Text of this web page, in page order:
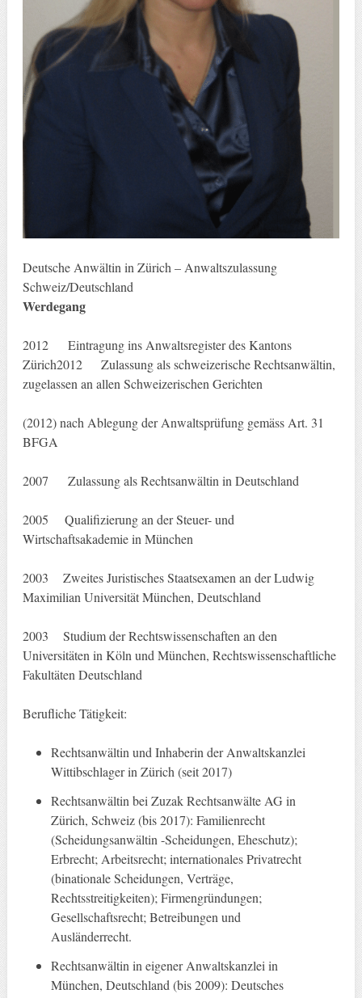
Deutsche Anwältin in Zürich – Anwaltszulassung
Schweiz/Deutschland
Werdegang
2012 Eintragung ins Anwaltsregister des Kantons
Zürich2012 Zulassung als schweizerische Rechtsanwältin,
zugelassen an allen Schweizerischen Gerichten
(2012) nach Ablegung der Anwaltsprüfung gemäss Art. 31
BFGA
2007 Zulassung als Rechtsanwältin in Deutschland
2005 Qualifizierung an der Steuer- und
Wirtschaftsakademie in München
2003 Zweites Juristisches Staatsexamen an der Ludwig
Maximilian Universität München, Deutschland
2003 Studium der Rechtswissenschaften an den
Universitäten in Köln und München, Rechtswissenschaftliche
Fakultäten Deutschland
Berufliche Tätigkeit:
Rechtsanwältin und Inhaberin der Anwaltskanzlei
Wittibschlager in Zürich (seit 2017)
Rechtsanwältin bei Zuzak Rechtsanwälte AG in
Zürich, Schweiz (bis 2017): Familienrecht
(Scheidungsanwältin -Scheidungen, Eheschutz);
Erbrecht; Arbeitsrecht; internationales Privatrecht
(binationale Scheidungen, Verträge,
Rechtsstreitigkeiten); Firmengründungen;
Gesellschaftsrecht; Betreibungen und
Ausländerrecht.
Rechtsanwältin in eigener Anwaltskanzlei in
München, Deutschland (bis 2009): Deutsches